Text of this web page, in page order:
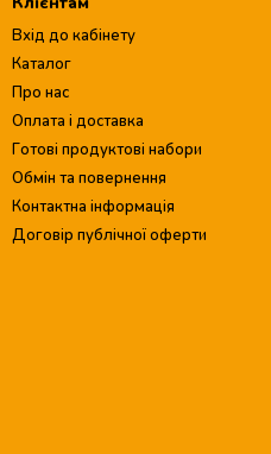
Вхід до кабінету
Каталог
Про нас
Оплата і доставка
Готові продуктові набори
Обмін та повернення
Контактна інформація
Договір публічної оферти